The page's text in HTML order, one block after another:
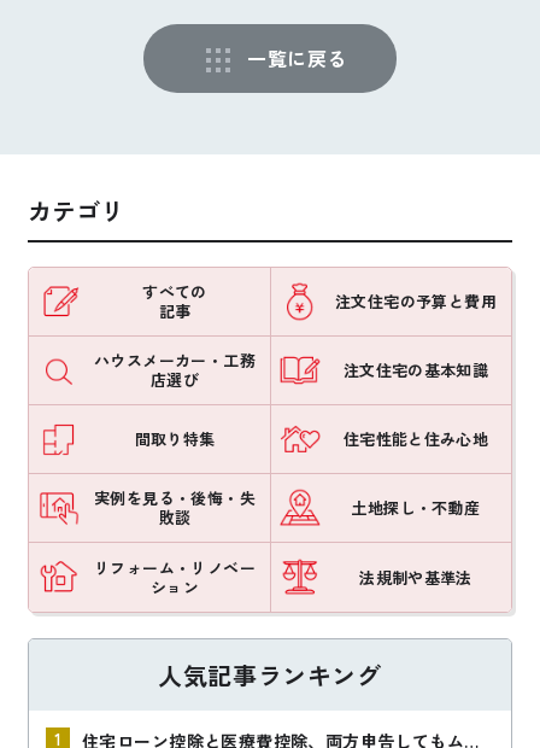
一覧に戻る
カテゴリ
すべての
記事
注文住宅の予算と費用
ハウスメーカー・工務
店選び
注文住宅の基本知識
間取り特集 住宅性能と住み心地
実例を見る・後悔・失
敗談
土地探し・不動産
リフォーム・リノベー
ション
法規制や基準法
人気記事ランキング
住宅ローン控除と医療費控除、両方申告してもムダ